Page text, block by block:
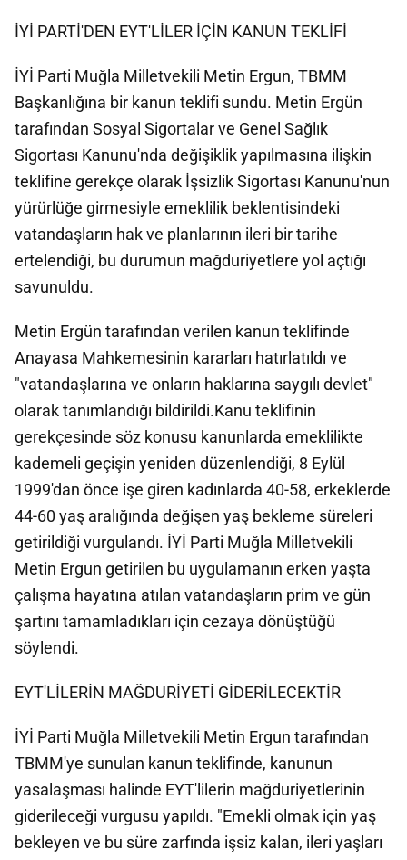
İYİ PARTİ'DEN EYT'LİLER İÇİN KANUN TEKLİFİ
İYİ Parti Muğla Milletvekili Metin Ergun, TBMM
Başkanlığına bir kanun teklifi sundu. Metin Ergün
tarafından Sosyal Sigortalar ve Genel Sağlık
Sigortası Kanunu'nda değişiklik yapılmasına ilişkin
teklifine gerekçe olarak İşsizlik Sigortası Kanunu'nun
yürürlüğe girmesiyle emeklilik beklentisindeki
vatandaşların hak ve planlarının ileri bir tarihe
ertelendiği, bu durumun mağduriyetlere yol açtığı
savunuldu.
Metin Ergün tarafından verilen kanun teklifinde
Anayasa Mahkemesinin kararları hatırlatıldı ve
"vatandaşlarına ve onların haklarına saygılı devlet"
olarak tanımlandığı bildirildi.Kanu teklifinin
gerekçesinde söz konusu kanunlarda emeklilikte
kademeli geçişin yeniden düzenlendiği, 8 Eylül
1999'dan önce işe giren kadınlarda 40-58, erkeklerde
44-60 yaş aralığında değişen yaş bekleme süreleri
getirildiği vurgulandı. İYİ Parti Muğla Milletvekili
Metin Ergun getirilen bu uygulamanın erken yaşta
çalışma hayatına atılan vatandaşların prim ve gün
şartını tamamladıkları için cezaya dönüştüğü
söylendi.
EYT'LİLERİN MAĞDURİYETİ GİDERİLECEKTİR
İYİ Parti Muğla Milletvekili Metin Ergun tarafından
TBMM'ye sunulan kanun teklifinde, kanunun
yasalaşması halinde EYT'lilerin mağduriyetlerinin
giderileceği vurgusu yapıldı. "Emekli olmak için yaş
bekleyen ve bu süre zarfında işsiz kalan, ileri yaşları